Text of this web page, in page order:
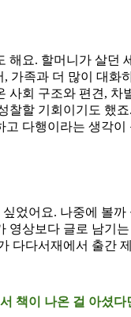
해요. 할머니가 살던
가족과 더 많이 대화
회 구조와 편견, 차
할 기회이기도 했
고 다행이라는 생각이
었어요. 나중에 볼
상보다 글로 남기
다다서재에서 출간
책이 나온 걸 아셨다